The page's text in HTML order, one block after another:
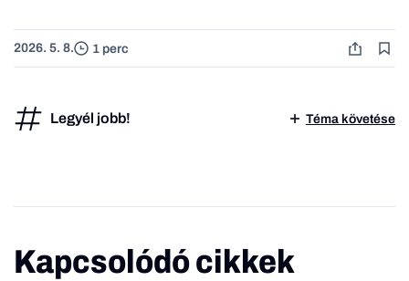
2026. 5. 8. 1 perc
Legyél jobb! Téma követése
Kapcsolódó cikkek